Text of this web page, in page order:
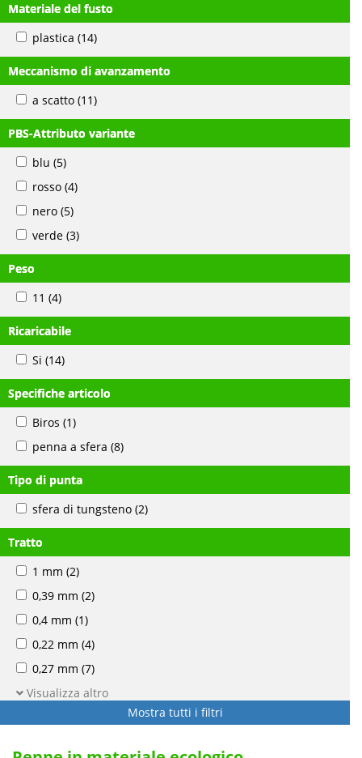
Materiale del fusto
plastica (14)
Meccanismo di avanzamento
a scatto (11)
PBS-Attributo variante
blu (5)
rosso (4)
nero (5)
verde (3)
Peso
11 (4)
Ricaricabile
Si (14)
Specifiche articolo
Biros (1)
penna a sfera (8)
Tipo di punta
sfera di tungsteno (2)
Tratto
1 mm (2)
0,39 mm (2)
0,4 mm (1)
0,22 mm (4)
0,27 mm (7)
Visualizza altro
Mostra tutti i filtri